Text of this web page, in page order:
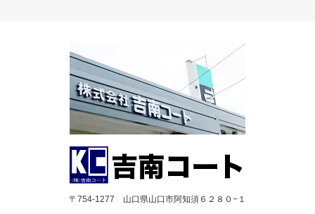
〒754-1277 山口県山口市阿知須６２８０−１